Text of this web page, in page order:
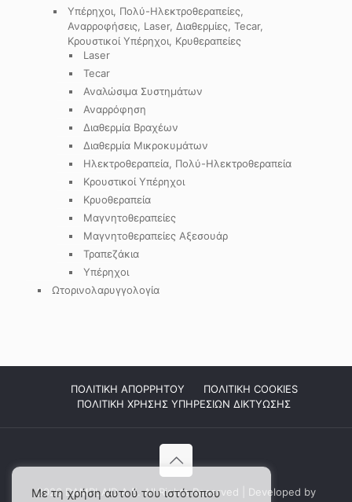
Υπέρηχοι, Πολύ-Ηλεκτροθεραπείες,
Αναρροφήσεις, Laser, Διαθερμίες, Tecar,
Κρουστικοί Υπέρηχοι, Κρυθεραπείες
Laser
Tecar
Αναλώσιμα Συστημάτων
Αναρρόφηση
Διαθερμία Βραχέων
Διαθερμία Μικροκυμάτων
Ηλεκτροθεραπεία, Πολύ-Ηλεκτροθεραπεία
Κρουστικοί Υπέρηχοι
Κρυοθεραπεία
Μαγνητοθεραπείες
Μαγνητοθεραπείες Αξεσουάρ
Τραπεζάκια
Υπέρηχοι
Ωτορινολαρυγγολογία
ΠΟΛΙΤΙΚΗ ΑΠΟΡΡΗΤΟΥ
ΠΟΛΙΤΙΚΗ COOKIES
ΠΟΛΙΤΙΚΗ ΧΡΗΣΗΣ ΥΠΗΡΕΣΙΩΝ ΔΙΚΤΥΩΣΗΣ
2026 DAMPLAID Α.Ε. All Rights Reserved | Developed by
Με τη χρήση αυτού του ιστότοπου